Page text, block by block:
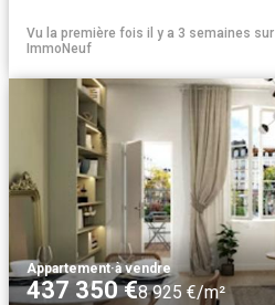
Vu la première fois il y a 3 semaines sur
ImmoNeuf
Appartement·à vendre
437 350 €8 925 €/m²